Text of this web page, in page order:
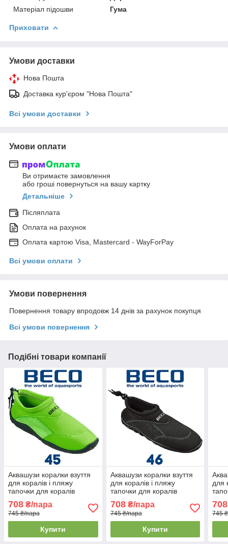
Матеріал підошви
Гума
Приховати
Умови доставки
Нова Пошта
Доставка кур'єром "Нова Пошта"
Всі умови доставки
Умови оплати
Ви отримаєте замовлення
або гроші повернуться на вашу картку
Детальніше
Післяплата
Оплата на рахунок
Оплата картою Visa, Mastercard - WayForPay
Всі умови оплати
Умови повернення
Повернення товару впродовж 14 днів за рахунок покупця
Всі умови повернення
Подібні товари компанії
Аквашузи коралки взуття
для коралів і пляжу
тапочки для коралів
зелені (45р.)
708 ₴/пара
745 ₴/пара
Купити
Аквашузи коралки взуття
для коралів і пляжу
тапочки для коралів
чорні (46р.)
708₴/пара
745 ₴/пара
Купити
для
708
745